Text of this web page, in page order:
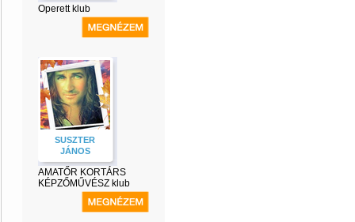
Operett klub
SUSZTER
JÁNOS
AMATŐR KORTÁRS
KÉPZŐMŰVÉSZ klub